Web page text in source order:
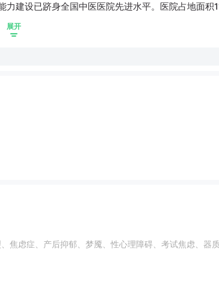
建设已跻身全国中医医院先进水平。医院占地面
展开
虑症、产后抑郁、梦魇、性心理障碍、考试焦虑、器